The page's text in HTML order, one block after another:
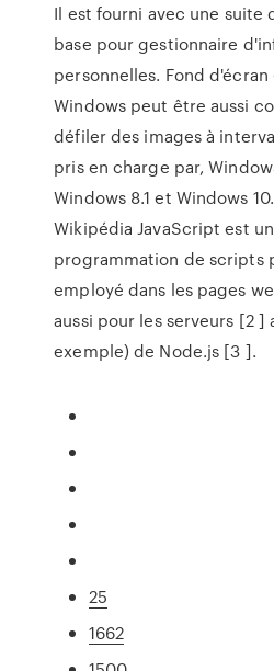
Il est fourni avec une suite
base pour gestionnaire
personnelles. Fond
Windows peut être aussi
défiler des images à
pris en charge par,
Windows 8.1 et Windows 10.
Wikipédia JavaScript est
programmation de scripts
employé dans les pages
aussi pour les serveurs [2
exemple) de Node.js [3 ].
25
1662